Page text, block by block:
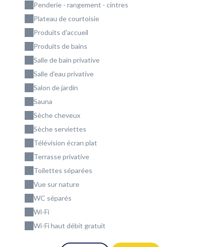
Penderie - rangement - cintres
Plateau de courtoisie
Produits d'accueil
Produits de bains
Salle de bain privative
Salle d'eau privative
Salon de jardin
Sauna
Sèche cheveux
Sèche serviettes
Télévision écran plat
Terrasse privative
Toilettes séparées
Vue sur nature
WC séparés
Wi-Fi
Wi-Fi haut débit gratuit